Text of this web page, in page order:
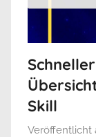
Skill
Veröffentlicht